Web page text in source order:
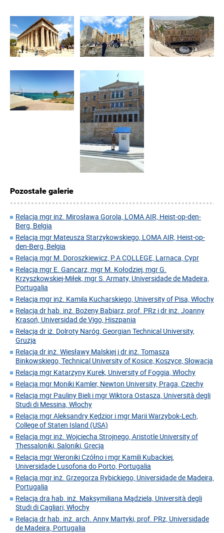
Pozostałe galerie
Relacja mgr inż. Mirosława Gorola, LOMA AIR, Heist-op-den-
Berg, Belgia
Relacja mgr Mateusza Starzykowskiego, LOMA AIR, Heist-op-
den-Berg, Belgia
Relacja mgr M. Doroszkiewicz, P.A COLLEGE, Larnaca, Cypr
Relacja mgr E. Gancarz, mgr M. Kołodziej, mgr G.
Krzyszkowskiej-Miłek, mgr S. Armaty, Universidade de Madeira,
Portugalia
Relacja mgr inż. Kamila Kucharskiego, University of Pisa, Włochy
Relacja dr hab. inż. Bożeny Babiarz, prof. PRz i dr inż. Joanny
Krasoń, Universidad de Vigo, Hiszpania
Relacja dr iż. Dolroty Naróg, Georgian Technical University,
Gruzja
Relacja dr inż. Wiesławy Malskiej i dr inż. Tomasza
Binkowskiego, Technical University of Kosice, Koszyce, Słowacja
Relacja mgr Katarzyny Kurek, University of Foggia, Włochy
Relacja mgr Moniki Kamler, Newton University, Praga, Czechy
Relacja mgr Pauliny Bieli i mgr Wiktora Ostasza, Università degli
Studi di Messina, Włochy
Relacja mgr Aleksandry Kędzior i mgr Marii Warzybok-Lech,
College of Staten Island (USA)
Relacja mgr inż. Wojciecha Strojnego, Aristotle University of
Thessaloniki, Saloniki, Grecja
Relacja mgr Weroniki Czółno i mgr Kamili Kubackiej,
Universidade Lusofona do Porto, Portugalia
Relacja mgr inż. Grzegorza Rybickiego, Universidade de Madeira,
Portugalia
Relacja dra hab. inż. Maksymiliana Mądziela, Università degli
Studi di Cagliari, Włochy
Relacja dr hab. inż. arch. Anny Martyki, prof. PRz, Universidade
de Madeira, Portugalia